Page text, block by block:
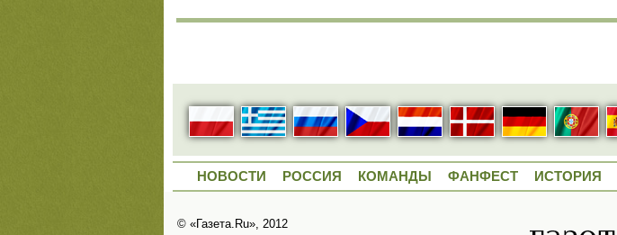
НОВОСТИ РОССИЯ КОМАНДЫ ФАНФЕСТ ИСТОРИЯ
© «Газета.Ru», 2012